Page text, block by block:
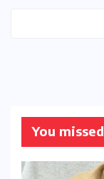
You missed